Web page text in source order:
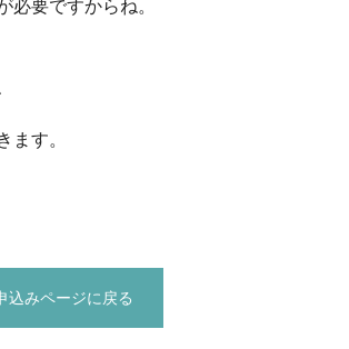
必要ですからね。
ます。
込みページに戻る